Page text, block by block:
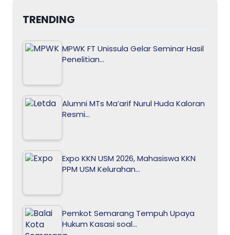
TRENDING
MPWK FT Unissula Gelar Seminar Hasil
Penelitian…
Alumni MTs Ma’arif Nurul Huda Kaloran
Resmi…
Expo KKN USM 2026, Mahasiswa KKN
PPM USM Kelurahan…
Pemkot Semarang Tempuh Upaya
Hukum Kasasi soal…